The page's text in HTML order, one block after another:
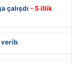
çalışdı - 5 illik
verib